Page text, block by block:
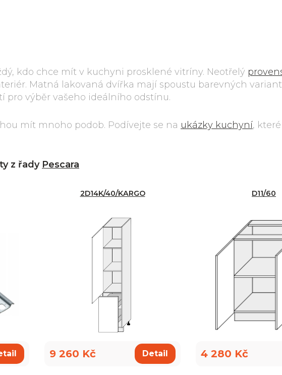
kdo chce mít v kuchyni prosklené vitríny. Neotřelý
Matná lakovaná dvířka mají spoustu barevných
pro výběr vašeho ideálního odstínu.
mít mnoho podob. Podívejte se na ukázky kuchyní,
z řady Pescara
2D14K/40/KARGO
9 260 Kč Detail
D11/60
4 280 Kč